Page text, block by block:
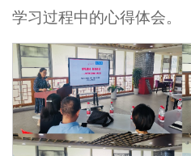
学习过程中的心得体会。